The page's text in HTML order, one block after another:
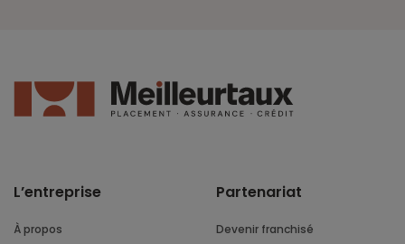
L’entreprise
À propos
Partenariat
Devenir franchisé